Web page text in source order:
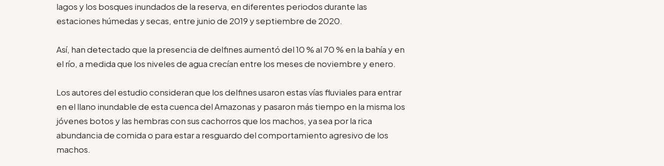
lagos y los bosques inundados de la reserva, en diferentes periodos durante las
estaciones húmedas y secas, entre junio de 2019 y septiembre de 2020.
Así, han detectado que la presencia de delfines aumentó del 10 % al 70 % en la bahía y en
el río, a medida que los niveles de agua crecían entre los meses de noviembre y enero.
Los autores del estudio consideran que los delfines usaron estas vías fluviales para entrar
en el llano inundable de esta cuenca del Amazonas y pasaron más tiempo en la misma los
jóvenes botos y las hembras con sus cachorros que los machos, ya sea por la rica
abundancia de comida o para estar a resguardo del comportamiento agresivo de los
machos.